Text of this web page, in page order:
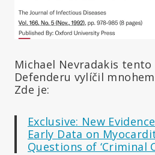
Michael Nevradakis
Defenderu vylíčil
Zde je:
Exclusive: New
Early Data on
Questions of ‘Criminal